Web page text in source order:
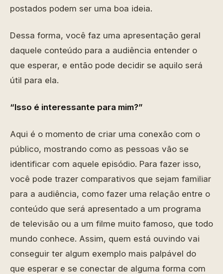
postados podem ser uma boa ideia.
Dessa forma, você faz uma apresentação geral
daquele conteúdo para a audiência entender o
que esperar, e então pode decidir se aquilo será
útil para ela.
“Isso é interessante para mim?”
Aqui é o momento de criar uma conexão com o
público, mostrando como as pessoas vão se
identificar com aquele episódio. Para fazer isso,
você pode trazer comparativos que sejam familiar
para a audiência, como fazer uma relação entre o
conteúdo que será apresentado a um programa
de televisão ou a um filme muito famoso, que todo
mundo conhece. Assim, quem está ouvindo vai
conseguir ter algum exemplo mais palpável do
que esperar e se conectar de alguma forma com